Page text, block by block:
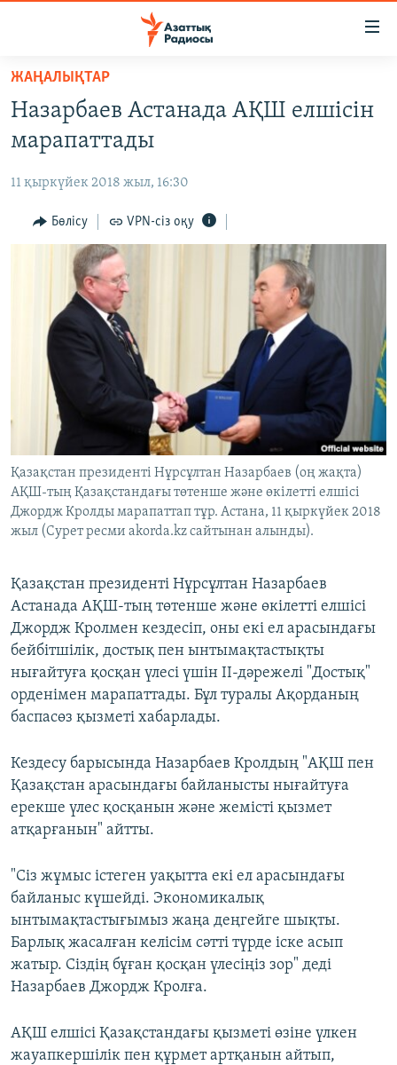
Skip
main
content
to
Navigation
Skip
ЖАҢАЛЫҚТАР
САЯСАТ
AZATTYQTV
ҚАҢТАР ОҚИҒАСЫ
АДАМ ҚҰҚЫҚТАРЫ
ӘЛЕУМЕТ
АРНАЙЫ ЖОБАЛАР
Русский
ЖАЗЫЛЫҢЫЗ
Басқа тілдерде
ЖАҢАЛЫҚТАР
Назарбаев Астанада АҚШ елшісін
марапаттады
11 қыркүйек 2018 жыл, 16:30
Бөлісу VPN-сіз оқу
Қазақстан президенті Нұрсұлтан Назарбаев (оң жақта)
АҚШ-тың Қазақстандағы төтенше және өкілетті елшісі
Джордж Кролды марапаттап тұр. Астана, 11 қыркүйек 2018
жыл (Сурет ресми akorda.kz сайтынан алынды).
Қазақстан президенті Нұрсұлтан Назарбаев
Астанада АҚШ-тың төтенше және өкілетті елшісі
Джордж Кролмен кездесіп, оны екі ел арасындағы
бейбітшілік, достық пен ынтымақтастықты
нығайтуға қосқан үлесі үшін ІІ-дәрежелі "Достық"
орденімен марапаттады. Бұл туралы Ақорданың
баспасөз қызметі хабарлады.
Кездесу барысында Назарбаев Кролдың "АҚШ пен
Қазақстан арасындағы байланысты нығайтуға
ерекше үлес қосқанын және жемісті қызмет
атқарғанын" айтты.
"Сіз жұмыс істеген уақытта екі ел арасындағы
байланыс күшейді. Экономикалық
ынтымақтастығымыз жаңа деңгейге шықты.
Барлық жасалған келісім сәтті түрде іске асып
жатыр. Сіздің бұған қосқан үлесіңіз зор" деді
Назарбаев Джордж Кролға.
АҚШ елшісі Қазақстандағы қызметі өзіне үлкен
жауапкершілік пен құрмет артқанын айтып,